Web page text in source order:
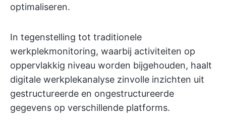
optimaliseren.
In tegenstelling tot traditionele
werkplekmonitoring, waarbij activiteiten op
oppervlakkig niveau worden bijgehouden, haalt
digitale werkplekanalyse zinvolle inzichten uit
gestructureerde en ongestructureerde
gegevens op verschillende platforms.